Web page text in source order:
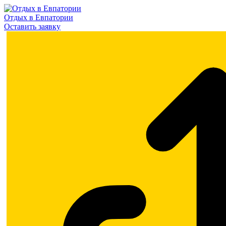
Отдых в Евпатории
Оставить заявку